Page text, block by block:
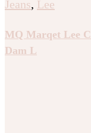
Jeans, Lee
MQ Marqet Lee
Dam L